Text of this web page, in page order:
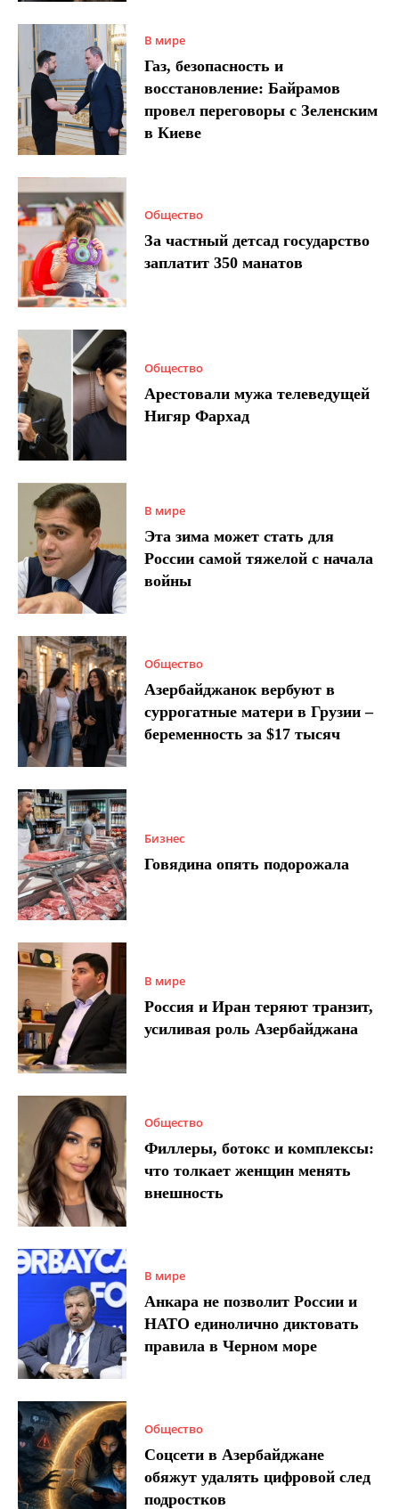
В мире
Газ, безопасность и
восстановление: Байрамов
провел переговоры с Зеленским
в Киеве
Общество
За частный детсад государство
заплатит 350 манатов
Общество
Арестовали мужа телеведущей
Нигяр Фархад
В мире
Эта зима может стать для
России самой тяжелой с начала
войны
Общество
Азербайджанок вербуют в
суррогатные матери в Грузии –
беременность за $17 тысяч
Бизнес
Говядина опять подорожала
В мире
Россия и Иран теряют транзит,
усиливая роль Азербайджана
Общество
Филлеры, ботокс и комплексы:
что толкает женщин менять
внешность
В мире
Анкара не позволит России и
НАТО единолично диктовать
правила в Черном море
Общество
Соцсети в Азербайджане
обяжут удалять цифровой след
подростков